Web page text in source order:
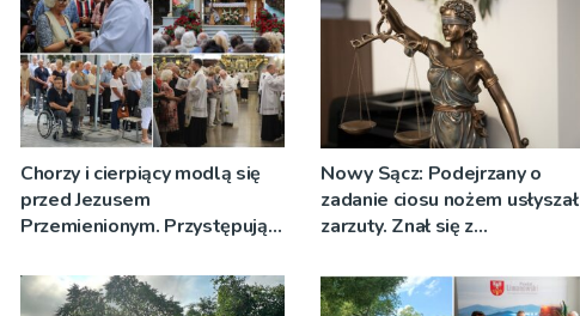
Chorzy i cierpiący modlą się
przed Jezusem
Przemienionym. Przystępują
[ZDJĘCIA]
Nowy Sącz: Podejrzany o
zadanie ciosu nożem usłyszał
zarzuty. Znał się z